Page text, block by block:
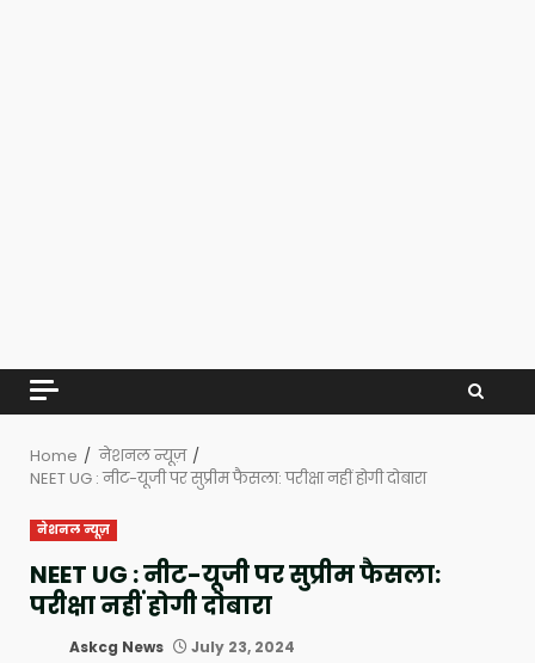
Home
नेशनल न्यूज़
NEET UG : नीट-यूजी पर सुप्रीम फैसला: परीक्षा नहीं होगी दोबारा
नेशनल न्यूज़
NEET UG : नीट-यूजी पर सुप्रीम फैसला:
परीक्षा नहीं होगी दोबारा
Askcg News July 23, 2024